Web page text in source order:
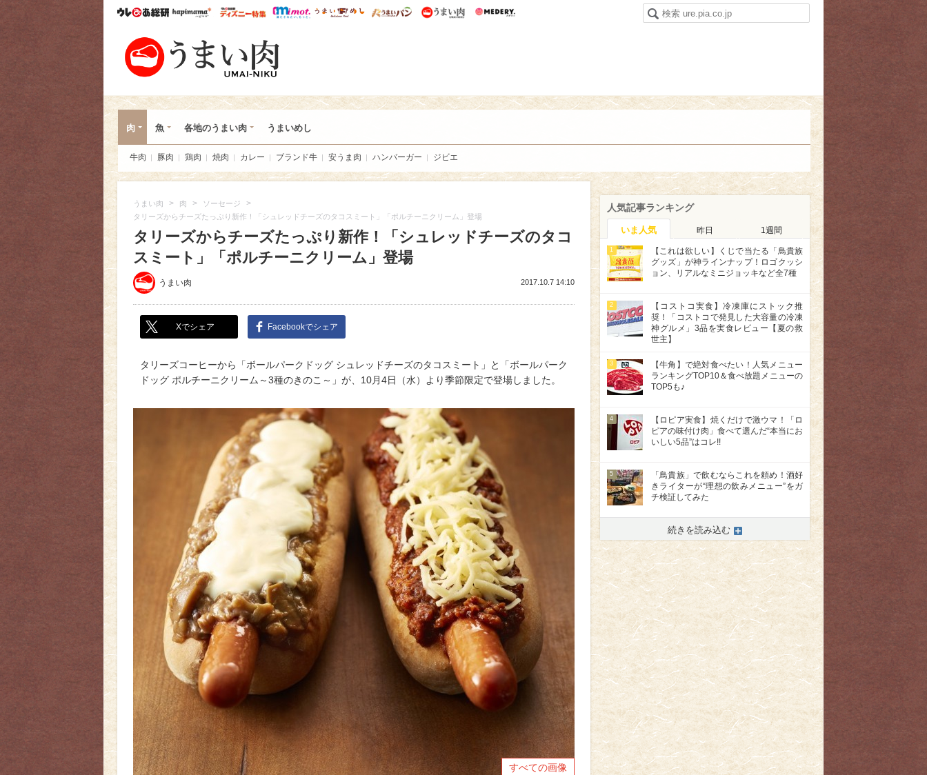
ウレぴあ総研ハピママ* ウレぴあ総研 ディズニー特集
mimot. うまいめし うまいパン うまい肉
肉 魚 各地のうまい肉 うまいめし
牛肉 豚肉 鶏肉 焼肉 カレー ブランド牛 安うま肉 ハンバーガー ジビエ
うまい肉 > 肉 > ソーセージ >
タリーズからチーズたっぷり新作！「シュレッドチーズのタコスミート」「ポルチーニクリーム」登場
タリーズからチーズたっぷり新作！「シュレッドチーズのタコ
スミート」「ポルチーニクリーム」登場
うまい肉 2017.10.7 14:10
Xでシェア Facebookでシェア
タリーズコーヒーから「ボールパークドッグ シュレッドチーズのタコスミート」と「ボールパーク
ドッグ ポルチーニクリーム～3種のきのこ～」が、10月4日（水）より季節限定で登場しました。
すべての画像
人気記事ランキング
いま人気 昨日 1週間
1
【これは欲しい】くじで当たる「鳥貴族
グッズ」が神ラインナップ！ロゴクッシ
ョン、リアルなミニジョッキなど全7種
2
【コストコ実食】冷凍庫にストック推
奨！「コストコで発見した大容量の冷凍
神グルメ」3品を実食レビュー【夏の救
世主】
3
【牛角】で絶対食べたい！人気メニュー
ランキングTOP10＆食べ放題メニューの
TOP5も♪
4
【ロピア実食】焼くだけで激ウマ！「ロ
ピアの味付け肉」食べて選んだ“本当にお
いしい5品”はコレ!!
5
「鳥貴族」で飲むならこれを頼め！酒好
きライターが“理想の飲みメニュー”をガ
チ検証してみた
続きを読み込む